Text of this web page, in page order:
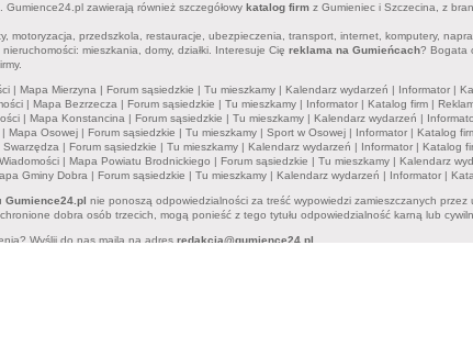
zawierają również szczegółowy katalog firm z Gumieniec i Szczecina, z
motoryzacja, przedszkola, restauracje, ubezpieczenia, transport, internet, komputery,
mieszkania, domy, działki. Interesuje Cię reklama na Gumieńcach? Bogata
| Mapa Mierzyna | Forum sąsiedzkie | Tu mieszkamy | Kalendarz wydarzeń | Informator |
| Mapa Bezrzecza | Forum sąsiedzkie | Tu mieszkamy | Informator | Katalog firm |
| Mapa Konstancina | Forum sąsiedzkie | Tu mieszkamy | Kalendarz wydarzeń |
| Mapa Osowej | Forum sąsiedzkie | Tu mieszkamy | Sport w Osowej | Informator | Katalog
Swarzędza | Forum sąsiedzkie | Tu mieszkamy | Kalendarz wydarzeń | Informator | Katalog
Wiadomości | Mapa Powiatu Brodnickiego | Forum sąsiedzkie | Tu mieszkamy | Kalendarz
Gminy Dobra | Forum sąsiedzkie | Tu mieszkamy | Kalendarz wydarzeń | Informator |
Gumience24.pl nie ponoszą odpowiedzialności za treść wypowiedzi zamieszczanych
dobra osób trzecich, mogą ponieść z tego tytułu odpowiedzialność karną lub
Wyślij do nas maila na adres redakcja@gumience24.pl